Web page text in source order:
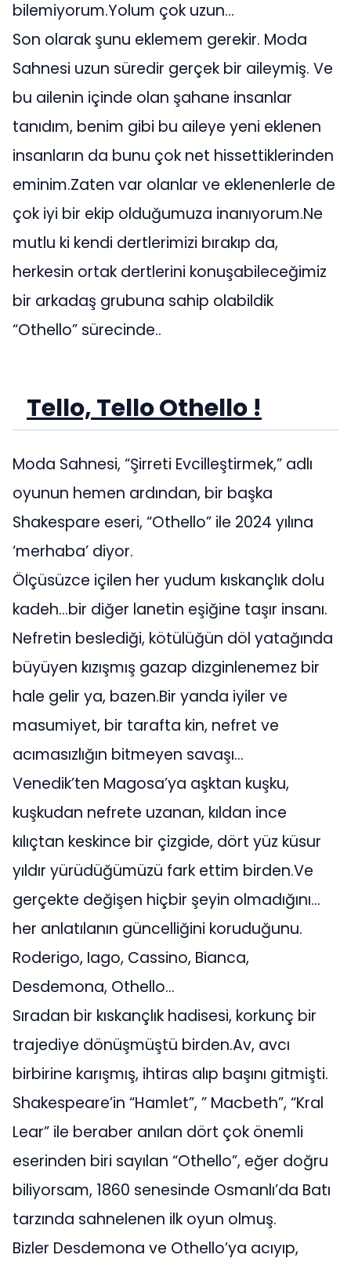
bilemiyorum.Yolum çok uzun…
Son olarak şunu eklemem gerekir. Moda
Sahnesi uzun süredir gerçek bir aileymiş. Ve
bu ailenin içinde olan şahane insanlar
tanıdım, benim gibi bu aileye yeni eklenen
insanların da bunu çok net hissettiklerinden
eminim.Zaten var olanlar ve eklenenlerle de
çok iyi bir ekip olduğumuza inanıyorum.Ne
mutlu ki kendi dertlerimizi bırakıp da,
herkesin ortak dertlerini konuşabileceğimiz
bir arkadaş grubuna sahip olabildik
“Othello” sürecinde..
Tello, Tello Othello !
Moda Sahnesi, “Şirreti Evcilleştirmek,” adlı
oyunun hemen ardından, bir başka
Shakespare eseri, “Othello” ile 2024 yılına
‘merhaba’ diyor.
Ölçüsüzce içilen her yudum kıskançlık dolu
kadeh…bir diğer lanetin eşiğine taşır insanı.
Nefretin beslediği, kötülüğün döl yatağında
büyüyen kızışmış gazap dizginlenemez bir
hale gelir ya, bazen.Bir yanda iyiler ve
masumiyet, bir tarafta kin, nefret ve
acımasızlığın bitmeyen savaşı…
Venedik’ten Magosa’ya aşktan kuşku,
kuşkudan nefrete uzanan, kıldan ince
kılıçtan keskince bir çizgide, dört yüz küsur
yıldır yürüdüğümüzü fark ettim birden.Ve
gerçekte değişen hiçbir şeyin olmadığını…
her anlatılanın güncelliğini koruduğunu.
Roderigo, Iago, Cassino, Bianca,
Desdemona, Othello…
Sıradan bir kıskançlık hadisesi, korkunç bir
trajediye dönüşmüştü birden.Av, avcı
birbirine karışmış, ihtiras alıp başını gitmişti.
Shakespeare’in “Hamlet”, ” Macbeth”, “Kral
Lear” ile beraber anılan dört çok önemli
eserinden biri sayılan “Othello”, eğer doğru
biliyorsam, 1860 senesinde Osmanlı’da Batı
tarzında sahnelenen ilk oyun olmuş.
Bizler Desdemona ve Othello’ya acıyıp,